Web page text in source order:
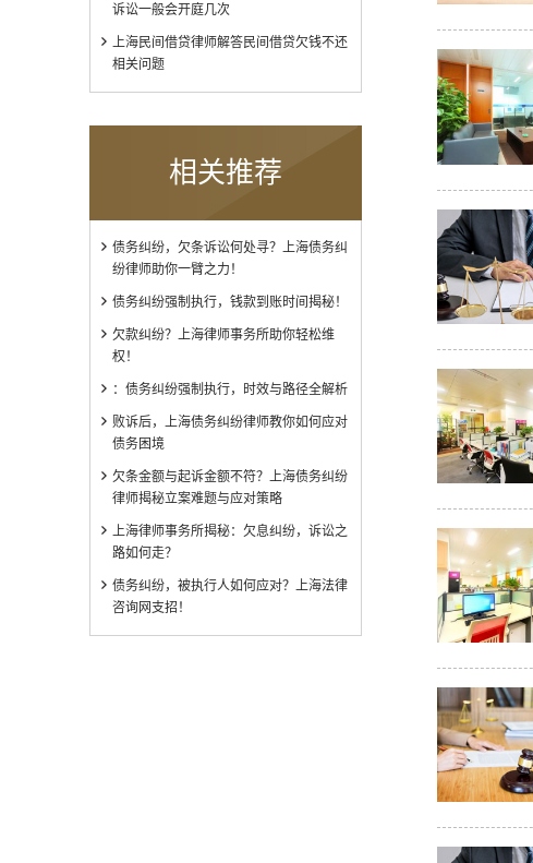
诉讼一般会开庭几次
上海民间借贷律师解答民间借贷欠钱不还
相关问题
相关推荐
债务纠纷，欠条诉讼何处寻？上海债务纠
纷律师助你一臂之力！
债务纠纷强制执行，钱款到账时间揭秘！
欠款纠纷？上海律师事务所助你轻松维
权！
：债务纠纷强制执行，时效与路径全解析
败诉后，上海债务纠纷律师教你如何应对
债务困境
欠条金额与起诉金额不符？上海债务纠纷
律师揭秘立案难题与应对策略
上海律师事务所揭秘：欠息纠纷，诉讼之
路如何走？
债务纠纷，被执行人如何应对？上海法律
咨询网支招！